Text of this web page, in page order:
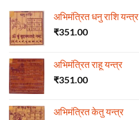
अभिमंत्रित धनु राशि यन्त्र
₹351.00
अभिमंत्रित राहू यन्त्र
₹351.00
अभिमंत्रित केतु यन्त्र